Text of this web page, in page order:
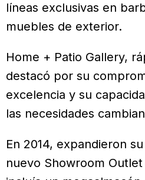
líneas exclusivas en
muebles de exterior.
Home + Patio Gallery,
destacó por su
excelencia y su
las necesidades
En 2014, expandieron
nuevo Showroom